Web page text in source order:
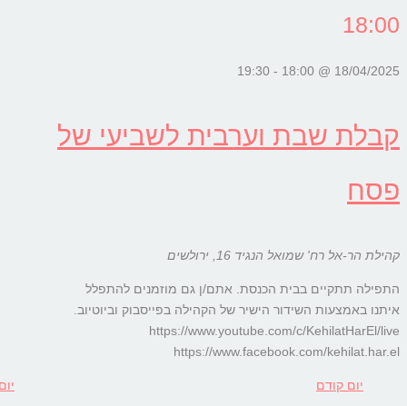
שבת וערבית לשביעי של
18/04/2025
-
19:30
הר-אלרח' שמואל הנגיד 16, ירולשים
תתקיים בבית הכנסת. אתם/ן גם מוזמנים להתפלל
באמצעות השידור הישיר של הקהילה בפייסבוק וביוטיוב.
https://www.youtube.com/c/
https://www.facebook.com/
יום קודם יום הבא